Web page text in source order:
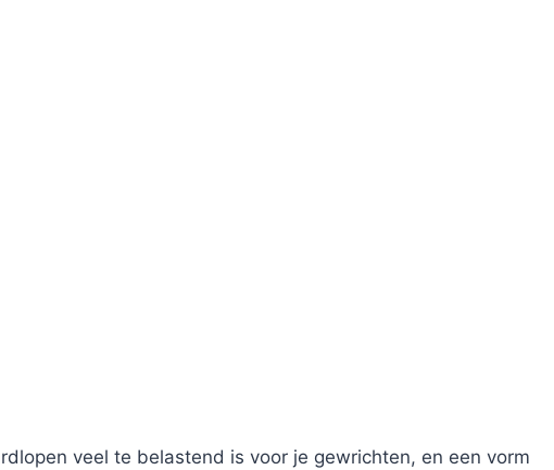
veel te belastend is voor je gewrichten, en een vorm